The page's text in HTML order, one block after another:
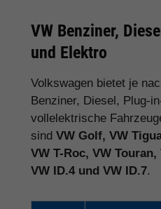
VW Benziner,
und Elektro
Volkswagen bietet je
Benziner, Diesel, Plug-
vollelektrische
sind VW Golf, VW
VW T-Roc, VW Touran,
VW ID.4 und VW ID.7.